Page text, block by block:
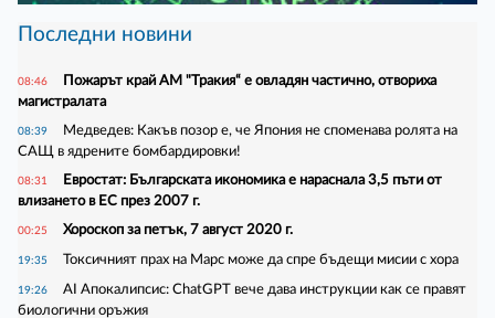
Последни новини
08:46
Пожарът край АМ "Тракия“ е овладян частично, отвориха
магистралата
08:39
Медведев: Какъв позор е, че Япония не споменава ролята на
САЩ в ядрените бомбардировки!
08:31
Евростат: Българската икономика е нараснала 3,5 пъти от
влизането в ЕС през 2007 г.
00:25 Хороскоп за петък, 7 август 2020 г.
19:35 Токсичният прах на Марс може да спре бъдещи мисии с хора
19:26
AI Апокалипсис: ChatGPT вече дава инструкции как се правят
биологични оръжия